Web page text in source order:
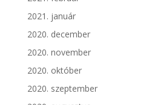
2021. január
2020. december
2020. november
2020. október
2020. szeptember